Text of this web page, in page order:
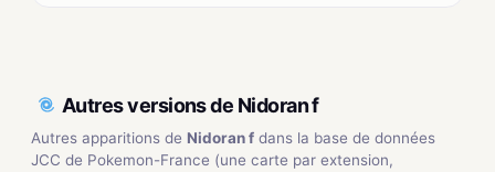
Autres versions de Nidoran f
Autres apparitions de Nidoran f dans la base de données
JCC de Pokemon-France (une carte par extension,